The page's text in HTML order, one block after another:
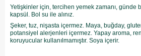
Yetişkinler için, tercihen yemek zamanı, günde
kapsül. Bol su ile alınız.
Şeker, tuz, nişasta içermez. Maya, buğday,
potansiyel alerjenleri içermez. Yapay aroma,
koruyucular kullanılmamıştır. Soya içerir.